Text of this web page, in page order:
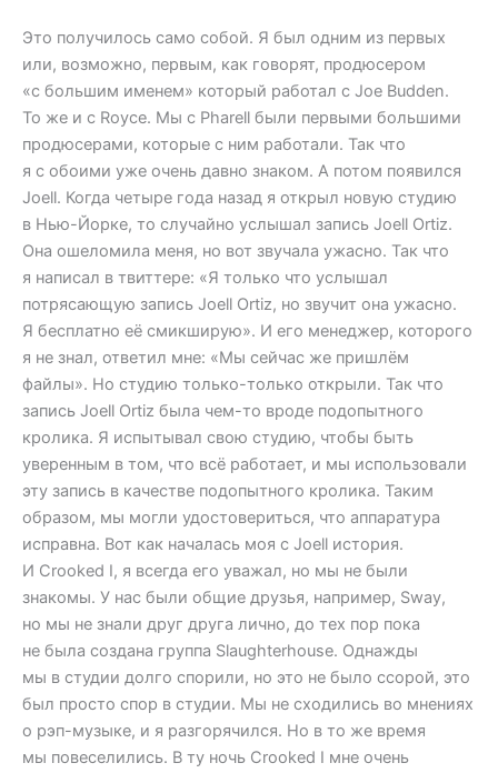
Это получилось само собой. Я был одним из первых
или, возможно, первым, как говорят, продюсером
«с большим именем» который работал с Joe Budden.
То же и с Royce. Мы с Pharell были первыми большими
продюсерами, которые с ним работали. Так что
я с обоими уже очень давно знаком. А потом появился
Joell. Когда четыре года назад я открыл новую студию
в Нью-Йорке, то случайно услышал запись Joell Ortiz.
Она ошеломила меня, но вот звучала ужасно. Так что
я написал в твиттере: «Я только что услышал
потрясающую запись Joell Ortiz, но звучит она ужасно.
Я бесплатно её смикширую». И его менеджер, которого
я не знал, ответил мне: «Мы сейчас же пришлём
файлы». Но студию только-только открыли. Так что
запись Joell Ortiz была чем-то вроде подопытного
кролика. Я испытывал свою студию, чтобы быть
уверенным в том, что всё работает, и мы использовали
эту запись в качестве подопытного кролика. Таким
образом, мы могли удостовериться, что аппаратура
исправна. Вот как началась моя с Joell история.
И Crooked I, я всегда его уважал, но мы не были
знакомы. У нас были общие друзья, например, Sway,
но мы не знали друг друга лично, до тех пор пока
не была создана группа Slaughterhouse. Однажды
мы в студии долго спорили, но это не было ссорой, это
был просто спор в студии. Мы не сходились во мнениях
о рэп-музыке, и я разгорячился. Но в то же время
мы повеселились. В ту ночь Crooked I мне очень